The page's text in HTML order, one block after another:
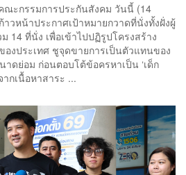
ณะกรรมการประกันสังคม วันนี้ (14
วหน้าประกาศเป้าหมายกวาดที่นั่งทั้งฝั่งผู้
14 ที่นั่ง เพื่อเข้าไปปฏิรูปโครงสร้าง
งประเทศ ชูจุดขายการเป็นตัวแทนของ
ดย่อม ก่อนตอบโต้ข้อครหาเป็น ‘เด็ก
กเนื้อหาสาระ ...